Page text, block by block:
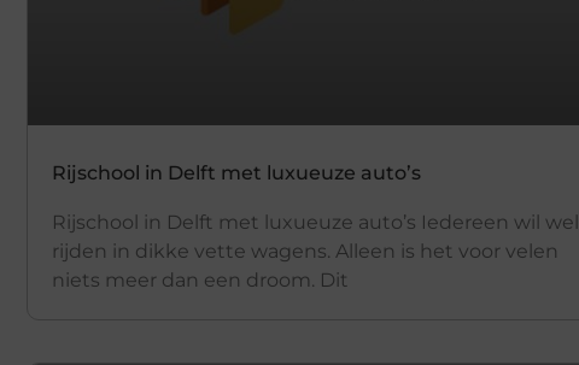
Rijschool in Delft met luxueuze auto’s
Rijschool in Delft met luxueuze auto’s Iedereen wil wel
rijden in dikke vette wagens. Alleen is het voor velen
niets meer dan een droom. Dit